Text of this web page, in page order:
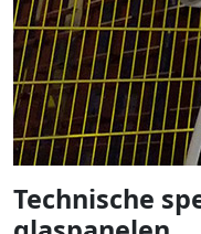
Technische